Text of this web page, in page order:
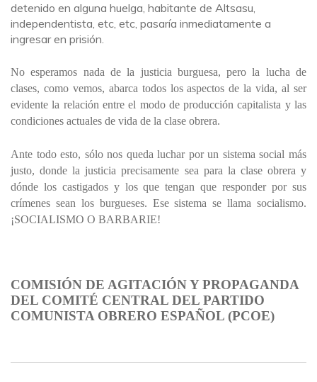
detenido en alguna huelga, habitante de Altsasu,
independentista, etc, etc, pasaría inmediatamente a
ingresar en prisión.
No esperamos nada de la justicia burguesa, pero la lucha de
clases, como vemos, abarca todos los aspectos de la vida, al ser
evidente la relación entre el modo de producción capitalista y las
condiciones actuales de vida de la clase obrera.
Ante todo esto, sólo nos queda luchar por un sistema social más
justo, donde la justicia precisamente sea para la clase obrera y
dónde los castigados y los que tengan que responder por sus
crímenes sean los burgueses. Ese sistema se llama socialismo.
¡SOCIALISMO O BARBARIE!
COMISIÓN DE AGITACIÓN Y PROPAGANDA
DEL COMITÉ CENTRAL DEL PARTIDO
COMUNISTA OBRERO ESPAÑOL (PCOE)